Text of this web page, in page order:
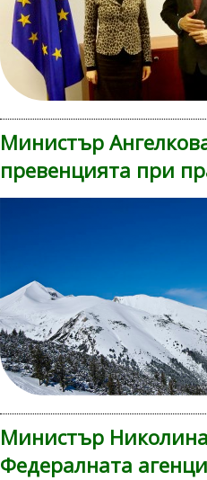
Министър
превенцията при
Министър
Федералната